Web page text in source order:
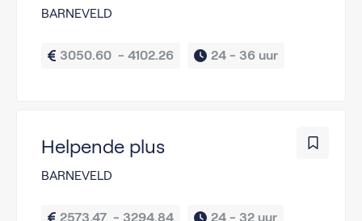
BARNEVELD
3050.60  - 4102.26 24 - 36 uur
Helpende plus
BARNEVELD
2573.47  - 3294.84 24 - 32 uur